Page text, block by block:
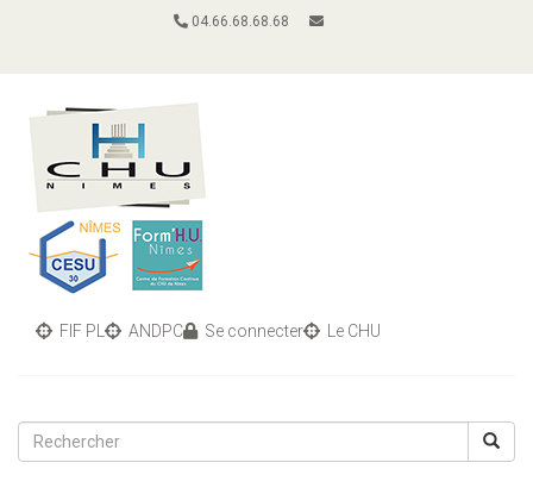
04.66.68.68.68
FIF PL ANDPC Se connecter Le CHU
Toggle